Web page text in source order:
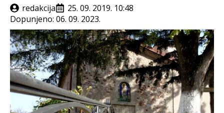
redakcija
25. 09. 2019. 10:48
Dopunjeno: 06. 09. 2023.